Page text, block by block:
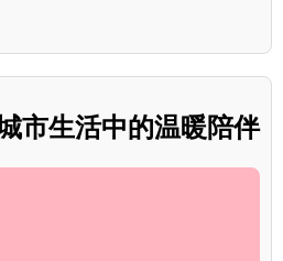
市生活中的温暖陪伴